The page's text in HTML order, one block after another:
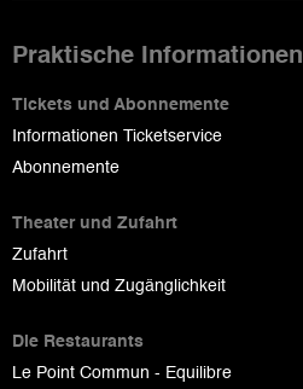
Praktische Informationen
Tickets und Abonnemente
Informationen Ticketservice
Abonnemente
Theater und Zufahrt
Zufahrt
Mobilität und Zugänglichkeit
Die Restaurants
Le Point Commun - Equilibre